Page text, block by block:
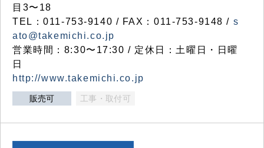
目3〜18
TEL：011-753-9140 / FAX：011-753-9148 / s
ato@takemichi.co.jp
営業時間：8:30〜17:30 / 定休日：土曜日・日曜
日
http://www.takemichi.co.jp
販売可 工事・取付可